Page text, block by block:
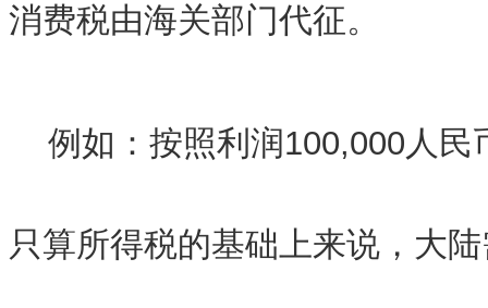
消费税由海关部门代征。
例如：按照利润100,000人
只算所得税的基础上来说，大